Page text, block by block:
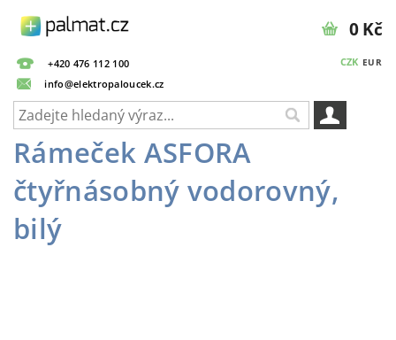
+420 476 112 100
info@elektropaloucek.cz
CZK EUR
0 Kč
Rámeček ASFORA
čtyřnásobný vodorovný,
bilý